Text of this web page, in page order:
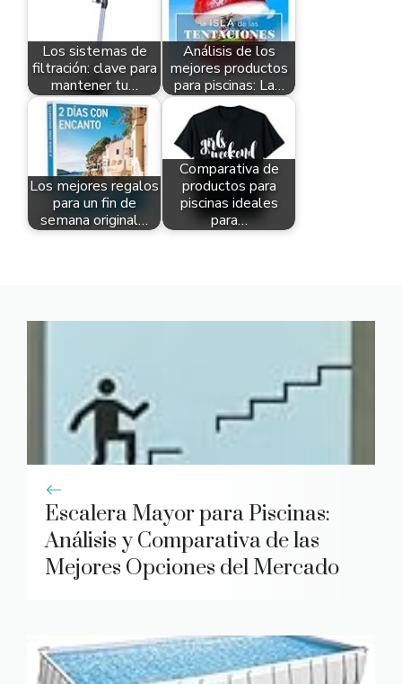
Los sistemas de
filtración: clave para
mantener tu…
Análisis de los
mejores productos
para piscinas: La…
Los mejores regalos
para un fin de
semana original…
Comparativa de
productos para
piscinas ideales
para…
Escalera Mayor para Piscinas:
Análisis y Comparativa de las
Mejores Opciones del Mercado